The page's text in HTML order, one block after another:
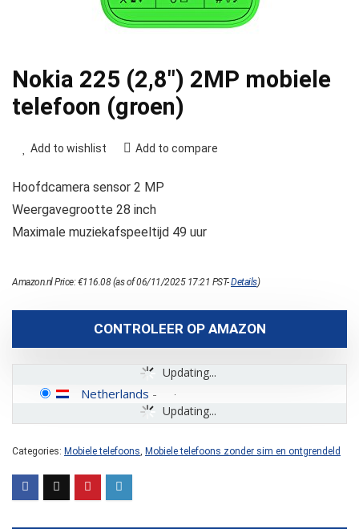
Nokia 225 (2,8″) 2MP mobiele
telefoon (groen)
Add to wishlist Add to compare
Hoofdcamera sensor 2 MP
Weergavegrootte 28 inch
Maximale muziekafspeeltijd 49 uur
Amazon.nl Price:€116.08(as of 06/11/2025 17:21 PST-Details)
CONTROLEER OP AMAZON
Updating...
Updating...
Netherlands -
Categories: Mobiele telefoons, Mobiele telefoons zonder sim en ontgrendeld